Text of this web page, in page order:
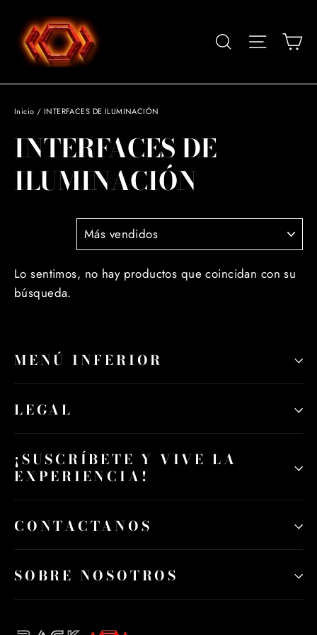
directamente
contenido
Buscar
Inicio / INTERFACES DE ILUMINACIÓN
INTERFACES DE
ILUMINACIÓN
Lo sentimos, no hay productos que coincidan con su
búsqueda.
MENÚ INFERIOR
LEGAL
¡SUSCRÍBETE Y VIVE LA
EXPERIENCIA!
CONTACTANOS
SOBRE NOSOTROS